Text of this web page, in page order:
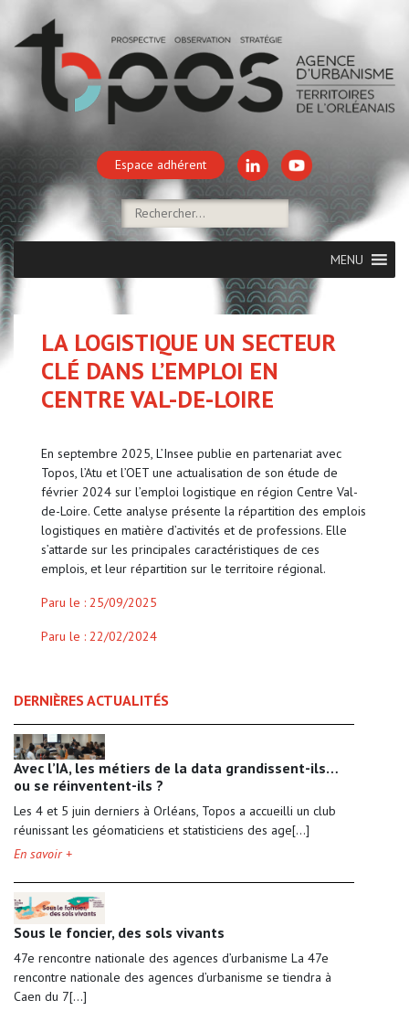
Espace adhérent
MENU
LA LOGISTIQUE UN SECTEUR
CLÉ DANS L’EMPLOI EN
CENTRE VAL-DE-LOIRE
En septembre 2025, L’Insee publie en partenariat avec
Topos, l’Atu et l’OET une actualisation de son étude de
février 2024 sur l’emploi logistique en région Centre Val-
de-Loire. Cette analyse présente la répartition des emplois
logistiques en matière d’activités et de professions. Elle
s’attarde sur les principales caractéristiques de ces
emplois, et leur répartition sur le territoire régional.
Paru le : 25/09/2025
Paru le : 22/02/2024
DERNIÈRES ACTUALITÉS
Avec l’IA, les métiers de la data grandissent-ils…
ou se réinventent-ils ?
Les 4 et 5 juin derniers à Orléans, Topos a accueilli un club
réunissant les géomaticiens et statisticiens des age[...]
En savoir +
Sous le foncier, des sols vivants
47e rencontre nationale des agences d’urbanisme La 47e
rencontre nationale des agences d’urbanisme se tiendra à
Caen du 7[...]